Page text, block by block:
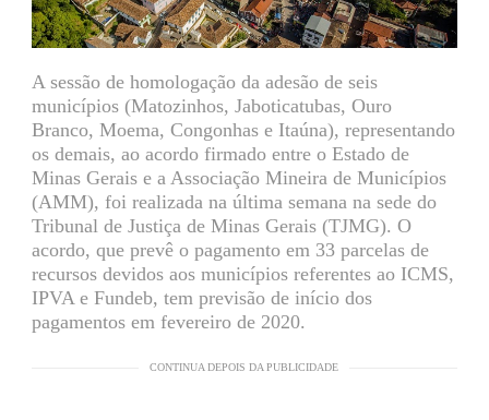
A sessão de homologação da adesão de seis
municípios (Matozinhos, Jaboticatubas, Ouro
Branco, Moema, Congonhas e Itaúna), representando
os demais, ao acordo firmado entre o Estado de
Minas Gerais e a Associação Mineira de Municípios
(AMM), foi realizada na última semana na sede do
Tribunal de Justiça de Minas Gerais (TJMG). O
acordo, que prevê o pagamento em 33 parcelas de
recursos devidos aos municípios referentes ao ICMS,
IPVA e Fundeb, tem previsão de início dos
pagamentos em fevereiro de 2020.
CONTINUA DEPOIS DA PUBLICIDADE